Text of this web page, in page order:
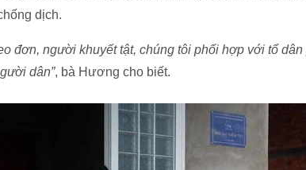
dịch.
đơn, người khuyết tật, chúng tôi phối hợp với tổ
dân”, bà Hương cho biết.